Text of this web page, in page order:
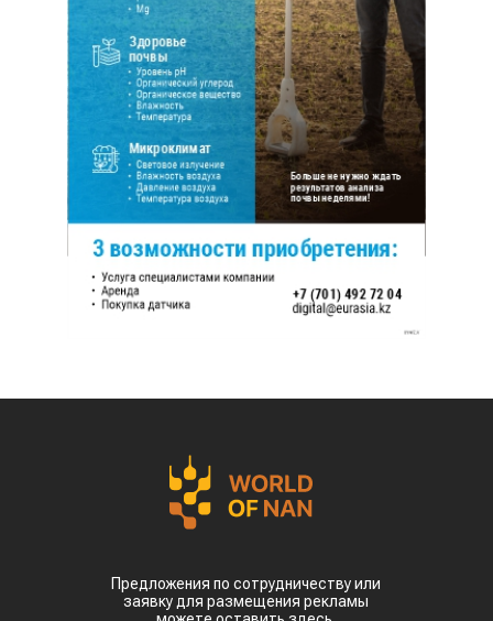
Предложения по сотрудничеству или
заявку для размещения рекламы